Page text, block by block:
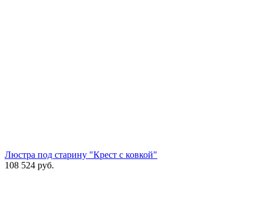
Люстра под старину "Крест с ковкой"
108 524 руб.